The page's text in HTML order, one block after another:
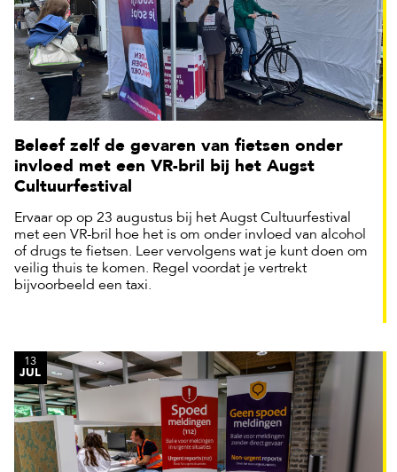
Beleef zelf de gevaren van fietsen onder
invloed met een VR-bril bij het Augst
Cultuurfestival
Ervaar op op 23 augustus bij het Augst Cultuurfestival
met een VR-bril hoe het is om onder invloed van alcohol
of drugs te fietsen. Leer vervolgens wat je kunt doen om
veilig thuis te komen. Regel voordat je vertrekt
bijvoorbeeld een taxi.
13
JUL